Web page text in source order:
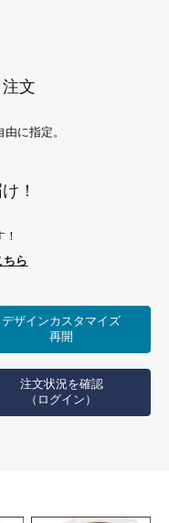
注文
由に指定。
！
ちら
デザインカスタマイズ
再開
注文状況を確認
（ログイン）